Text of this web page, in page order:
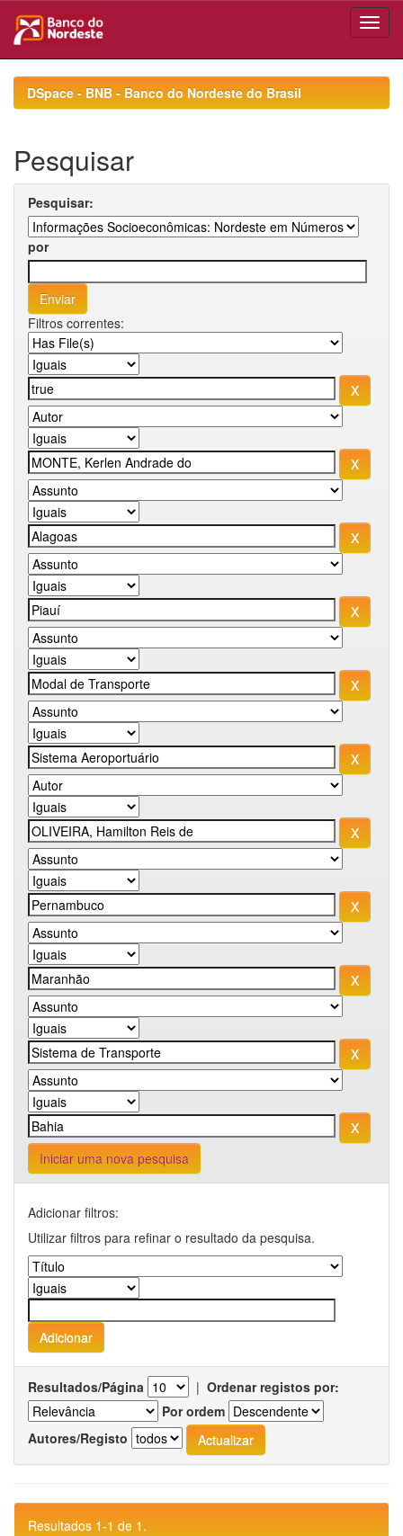
navigationDSpace - BNB - Banco do Nordeste do Brasil
Pesquisar
Pesquisar:
por
Filtros correntes:
Iniciar uma nova pesquisa
Adicionar filtros:
Utilizar filtros para refinar o resultado da pesquisa.
Resultados/Página | Ordenar registos por:
Por ordem
Autores/Registo
Resultados 1-1 de 1.